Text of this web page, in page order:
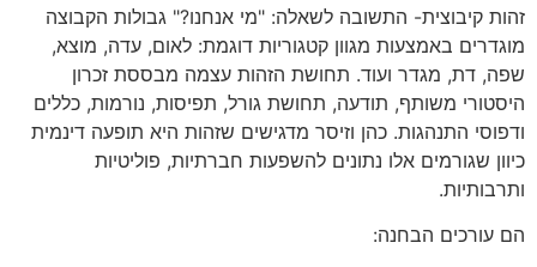
זהות קיבוצית- התשובה לשאלה: "מי אנחנו?" גבולות הקבוצה
מוגדרים באמצעות מגוון קטגוריות דוגמת: לאום, עדה, מוצא,
שפה, דת, מגדר ועוד. תחושת הזהות עצמה מבססת זכרון
היסטורי משותף, תודעה, תחושת גורל, תפיסות, נורמות, כללים
ודפוסי התנהגות. כהן וזיסר מדגישים שזהות היא תופעה דינמית
כיוון שגורמים אלו נתונים להשפעות חברתיות, פוליטיות
ותרבותיות.
הם עורכים הבחנה: